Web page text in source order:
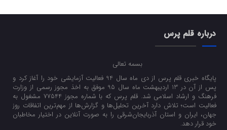
درباره قلم پرس
بسمه تعالی
پایگاه خبری قلم پرس از دی ماه سال 94 فعالیت آزمایشی خود را آغاز کرد و
پس از آن در 13 اردیبهشت ماه سال 95 موفق به اخذ مجوز رسمی از وزارت
فرهنگ و ارشاد اسلامی شد. قلم پرس که با شماره مجوز 77544 مشغول به
فعالیت است؛ تلاش دارد آخرین تحلیل‌ها و گزارش‌ها از مهم‌ترین اتفاقات روز
جهان، ایران و استان آذربایجان‌شرقی را به صورت آنلاین در اختیار مخاطبان
خود قرار دهد.